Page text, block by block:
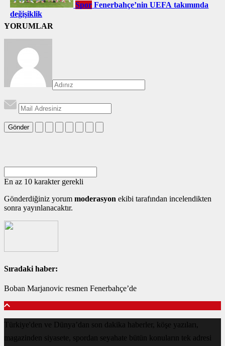
Spor Fenerbahçe’nin UEFA takımında
değişiklik
YORUMLAR
Gönder
En az 10 karakter gerekli
Gönderdiğiniz yorum moderasyon ekibi tarafından incelendikten
sonra yayınlanacaktır.
Sıradaki haber:
Boban Marjanovic resmen Fenerbahçe’de
Türkiye'den ve Dünya’dan son dakika haberler, köşe yazıları,
magazinden siyasete, spordan seyahate bütün konuların tek adresi